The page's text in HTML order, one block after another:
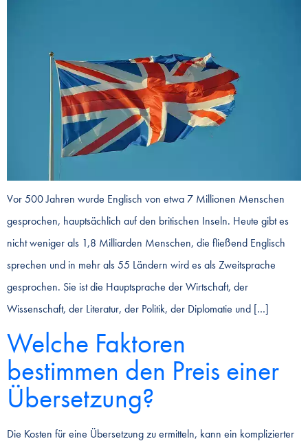
Vor 500 Jahren wurde Englisch von etwa 7 Millionen Menschen
gesprochen, hauptsächlich auf den britischen Inseln. Heute gibt es
nicht weniger als 1,8 Milliarden Menschen, die fließend Englisch
sprechen und in mehr als 55 Ländern wird es als Zweitsprache
gesprochen. Sie ist die Hauptsprache der Wirtschaft, der
Wissenschaft, der Literatur, der Politik, der Diplomatie und […]
Welche Faktoren
bestimmen den Preis einer
Übersetzung?
Die Kosten für eine Übersetzung zu ermitteln, kann ein komplizierter